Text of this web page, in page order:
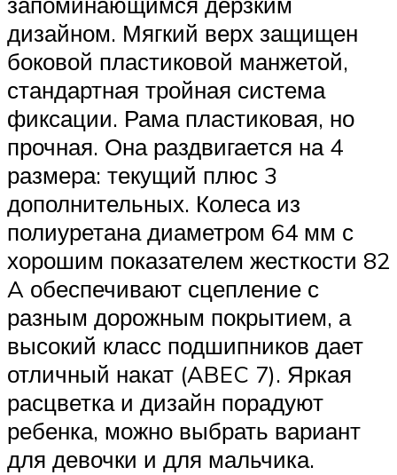
дизайном. Мягкий верх защищен
боковой пластиковой манжетой,
стандартная тройная система
фиксации. Рама пластиковая, но
прочная. Она раздвигается на 4
размера: текущий плюс 3
дополнительных. Колеса из
полиуретана диаметром 64 мм с
хорошим показателем жесткости 82
A обеспечивают сцепление с
разным дорожным покрытием, а
высокий класс подшипников дает
отличный накат (ABEC 7). Яркая
расцветка и дизайн порадуют
ребенка, можно выбрать вариант
для девочки и для мальчика.